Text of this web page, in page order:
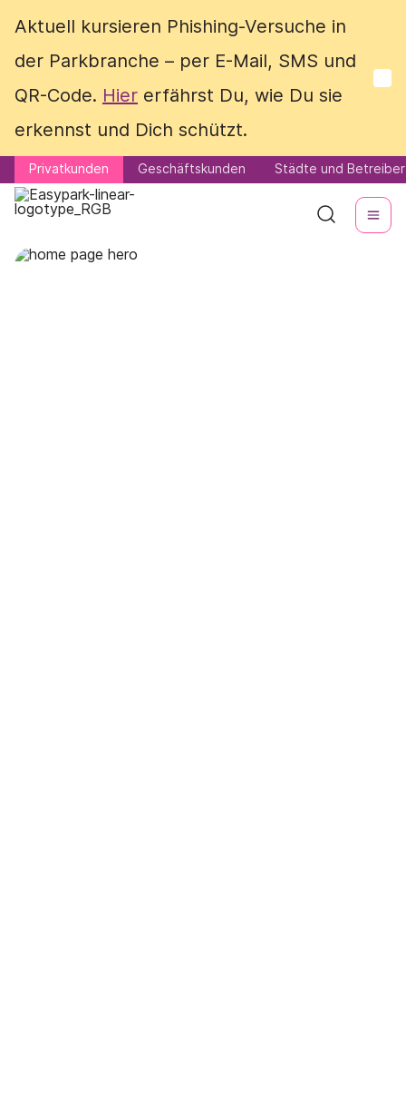
Aktuell kursieren Phishing-Versuche in
der Parkbranche – per E-Mail, SMS und
QR-Code. Hier erfährst Du, wie Du sie
erkennst und Dich schützt.
Privatkunden Geschäftskunden Städte und Betreiber
Aktuell kursieren Phishing-Versuche in
der Parkbranche – per E-Mail, SMS und
QR-Code. Hier erfährst Du, wie Du sie
erkennst und Dich schützt.
Privatkunden Geschäftskunden Städte und Betreiber